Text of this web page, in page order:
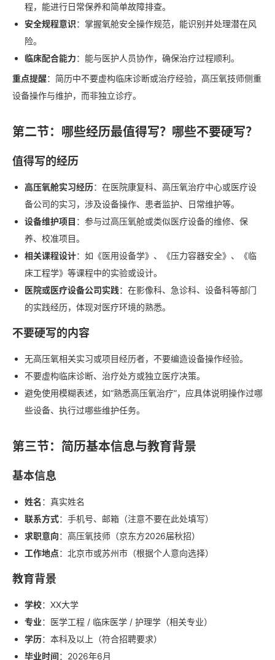
程，能进行日常保养和简单故障排查。
安全规程意识：掌握氧舱安全操作规范，能识别并处理潜在风
险。
临床配合能力：能与医护人员协作，确保治疗过程顺利。
重点提醒：简历中不要虚构临床诊断或治疗经验，高压氧技师侧重
设备操作与维护，而非独立诊疗。
第二节：哪些经历最值得写？哪些不要硬写？
值得写的经历
高压氧舱实习经历：在医院康复科、高压氧治疗中心或医疗设
备公司的实习，涉及设备操作、患者监护、日常维护等。
设备维护项目 ：参与过高压氧舱或类似医疗设备的维修、保
养、校准项目。
相关课程设计：如《医用设备学》、《压力容器安全》、《临
床工程学》等课程中的实验或设计。
医院或医疗设备公司实践：在影像科、急诊科、设备科等部门
的实践经历，体现对医疗环境的熟悉。
不要硬写的内容
无高压氧相关实习或项目经历者，不要编造设备操作经验。
不要虚构临床诊断、治疗处方或独立医疗决策。
避免使用模糊表述，如“熟悉高压氧治疗”，应具体说明操作过哪
些设备、执行过哪些维护任务。
第三节：简历基本信息与教育背景
基本信息
姓名 ：真实姓名
联系方式：手机号、邮箱（注意不要在此处填写）
求职意向：高压氧技师（京东方2026届秋招）
工作地点：北京市或苏州市（根据个人意向选择）
教育背景
学校：XX大学
专业：医学工程 / 临床医学 / 护理学（相关专业）
学历：本科及以上（符合招聘要求）
毕业时间：2026年6月